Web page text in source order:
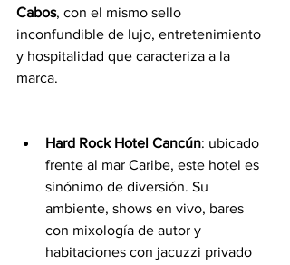
Cabos, con el mismo sello
inconfundible de lujo, entretenimiento
y hospitalidad que caracteriza a la
marca.
Hard Rock Hotel Cancún: ubicado
frente al mar Caribe, este hotel es
sinónimo de diversión. Su
ambiente, shows en vivo, bares
con mixología de autor y
habitaciones con jacuzzi privado